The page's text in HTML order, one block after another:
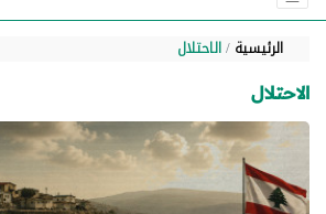
الرئيسية الاحتلال
الاحتلال